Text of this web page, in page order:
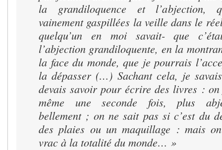
la grandiloquence et l’abjection,
vainement gaspillées la veille dans le
quelqu’un en moi savait- que
l’abjection grandiloquente, en la
la face du monde, que je pourrais
la dépasser (…) Sachant cela, je
devais savoir pour écrire des livres :
même une seconde fois, plus
bellement ; on ne sait pas si c’est du
des plaies ou un maquillage : mais
vrac à la totalité du monde… »